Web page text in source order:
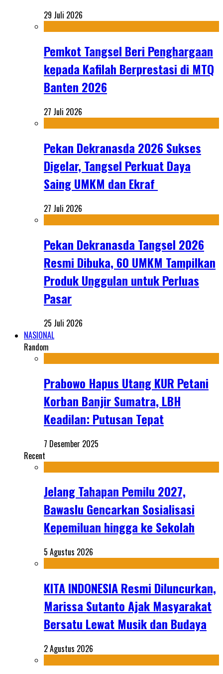
29 Juli 2026
Pemkot Tangsel Beri Penghargaan
kepada Kafilah Berprestasi di MTQ
Banten 2026
27 Juli 2026
Pekan Dekranasda 2026 Sukses
Digelar, Tangsel Perkuat Daya
Saing UMKM dan Ekraf
27 Juli 2026
Pekan Dekranasda Tangsel 2026
Resmi Dibuka, 60 UMKM Tampilkan
Produk Unggulan untuk Perluas
Pasar
25 Juli 2026
NASIONAL
Random
Prabowo Hapus Utang KUR Petani
Korban Banjir Sumatra, LBH
Keadilan: Putusan Tepat
7 Desember 2025
Recent
Jelang Tahapan Pemilu 2027,
Bawaslu Gencarkan Sosialisasi
Kepemiluan hingga ke Sekolah
5 Agustus 2026
KITA INDONESIA Resmi Diluncurkan,
Marissa Sutanto Ajak Masyarakat
Bersatu Lewat Musik dan Budaya
2 Agustus 2026